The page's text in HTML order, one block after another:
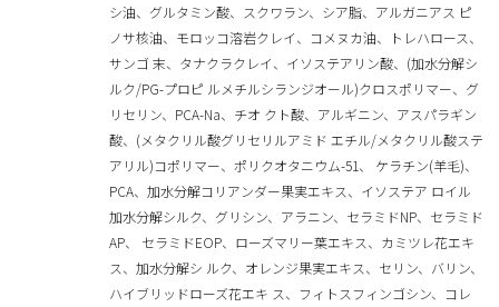
シ油、グルタミン酸、スクワラン、シア脂、アルガニアス ピ
ノサ核油、モロッコ溶岩クレイ、コメヌカ油、トレハロース、
サンゴ 末、タナクラクレイ、イソステアリン酸、(加水分解シ
ルク/PG-プロピ ルメチルシランジオール)クロスポリマー、グ
リセリン、PCA-Na、チオ クト酸、アルギニン、アスパラギン
酸、(メタクリル酸グリセリルアミド エチル/メタクリル酸ステ
アリル)コポリマー、ポリクオタニウム-51、 ケラチン(羊毛)、
PCA、加水分解コリアンダー果実エキス、イソステア ロイル
加水分解シルク、グリシン、アラニン、セラミドNP、セラミド
AP、 セラミドEOP、ローズマリー葉エキス、カミツレ花エキ
ス、加水分解シ ルク、オレンジ果実エキス、セリン、バリン、
ハイブリッドローズ花エキ ス、フィトスフィンゴシン、コレ